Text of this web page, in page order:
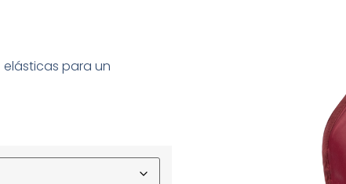
para un